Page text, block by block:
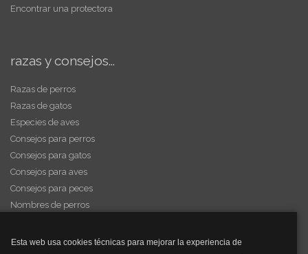
Esta web usa cookies técnicas para mejorar la experiencia de
Encontrar una protectora
razas y consejos...
Razas de perros
Razas de gatos
Especies de aves
Consejos para perros
Consejos para gatos
Consejos para aves
Consejos para peces
Nombres de perros